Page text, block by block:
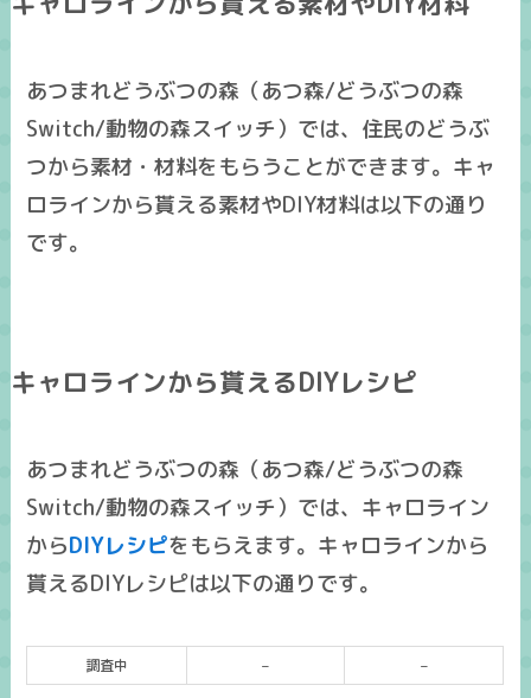
あつまれどうぶつの森（あつ森/どうぶつの森
Switch/動物の森スイッチ）では、住民のどうぶ
つから素材・材料をもらうことができます。キャ
ロラインから貰える素材やDIY材料は以下の通り
です。
キャロラインから貰えるDIYレシピ
あつまれどうぶつの森（あつ森/どうぶつの森
Switch/動物の森スイッチ）では、キャロライン
からDIYレシピをもらえます。キャロラインから
貰えるDIYレシピは以下の通りです。
調査中 – –